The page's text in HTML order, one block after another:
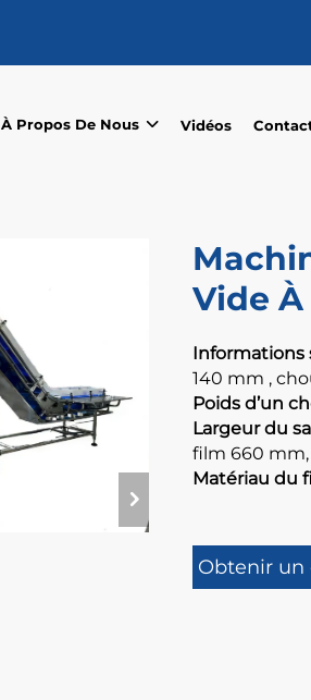
À Propos De Nous Vidéos
Vide
Informations
140 mm ,
Poids d’un
Largeur du
film 660 mm,
Matériau du
Obtenir un